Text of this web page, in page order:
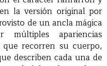
la versión original por
de un ancla mágica
apariencias
recorren su cuerpo,
describen cada una de